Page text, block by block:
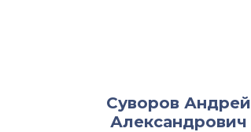
Суворов Андрей
Александрович